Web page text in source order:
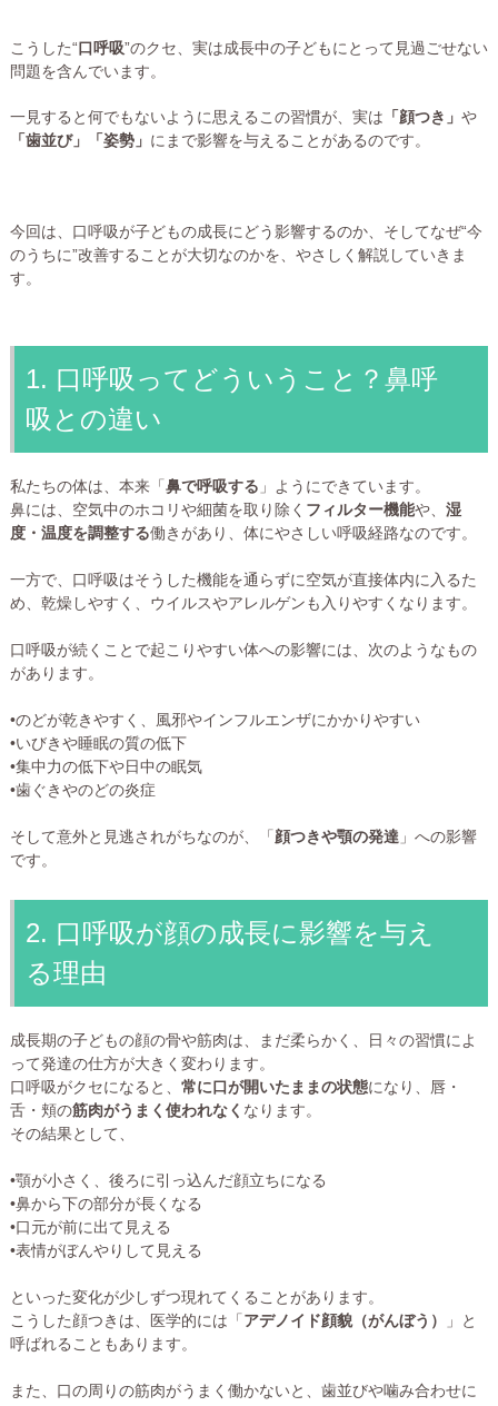
こうした“口呼吸”のクセ、実は成長中の子どもにとって見過ごせない
問題を含んでいます。
一見すると何でもないように思えるこの習慣が、実は 「顔つき」 や
「歯並び」「姿勢」 にまで影響を与えることがあるのです。
今回は、口呼吸が子どもの成長にどう影響するのか、そしてなぜ“今
のうちに”改善することが大切なのかを、やさしく解説していきま
す。
1. 口呼吸ってどういうこと？鼻呼
吸との違い
私たちの体は、本来「 鼻で呼吸する 」ようにできています。
鼻には、空気中のホコリや細菌を取り除く フィルター機能や、 湿
度・温度を調整する働きがあり、体にやさしい呼吸経路なのです。
一方で、口呼吸はそうした機能を通らずに空気が直接体内に入るた
め、乾燥しやすく、ウイルスやアレルゲンも入りやすくなります。
口呼吸が続くことで起こりやすい体への影響には、次のようなもの
があります。
•のどが乾きやすく、風邪やインフルエンザにかかりやすい
•いびきや睡眠の質の低下
•集中力の低下や日中の眠気
•歯ぐきやのどの炎症
そして意外と見逃されがちなのが、「 顔つきや顎の発達 」への影響
です。
2. 口呼吸が顔の成長に影響を与え
る理由
成長期の子どもの顔の骨や筋肉は、まだ柔らかく、日々の習慣によ
って発達の仕方が大きく変わります。
口呼吸がクセになると、 常に口が開いたままの状態になり、唇・
舌・頬の筋肉がうまく使われなく なります。
その結果として、
•顎が小さく、後ろに引っ込んだ顔立ちになる
•鼻から下の部分が長くなる
•口元が前に出て見える
•表情がぼんやりして見える
といった変化が少しずつ現れてくることがあります。
こうした顔つきは、医学的には「 アデノイド顔貌（がんぼう）
」と
呼ばれることもあります。
また、口の周りの筋肉がうまく働かないと、歯並びや噛み合わせに